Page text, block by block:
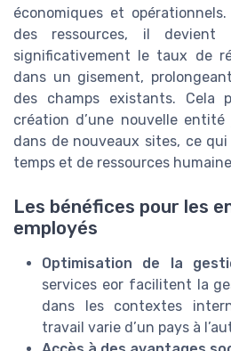
économiques et
des ressources, il devient
significativement le taux de
dans un gisement,
des champs existants. Cela
création d’une nouvelle
dans de nouveaux sites, ce
temps et de ressources
Les bénéfices pour les
employés
Optimisation de la
services eor facilitent la
dans les contextes
travail varie d’un pays à